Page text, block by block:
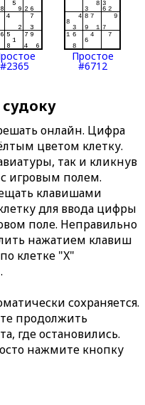
#2365
Простое
#6712
онлайн. Цифра
цветом клетку.
так и кликнув
игровым полем.
клавишами
для ввода цифры
поле. Неправильно
нажатием клавиш
клетке "X"
сохраняется.
продолжить
где остановились.
нажмите кнопку